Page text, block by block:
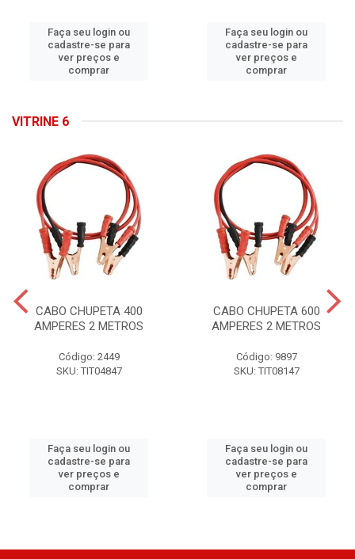
Faça seu login ou
cadastre-se para
ver preços e
comprar
Faça seu login ou
cadastre-se para
ver preços e
comprar
VITRINE 6
CABO CHUPETA 400
AMPERES 2 METROS
Código: 2449
SKU: TIT04847
Faça seu login ou
cadastre-se para
ver preços e
comprar
CABO CHUPETA 600
AMPERES 2 METROS
Código: 9897
SKU: TIT08147
Faça seu login ou
cadastre-se para
ver preços e
comprar